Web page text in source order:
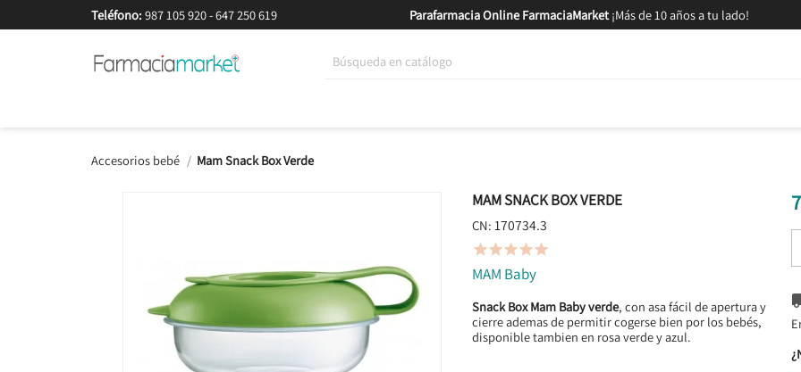
Teléfono: 987 105 920-647 250 619 Parafarmacia Online FarmaciaMarket¡Más de 10 años a tu lado!
Accesorios bebé Mam Snack Box Verde
MAM SNACK BOX VERDE
CN: 170734.3

MAM Baby
Snack Box Mam Baby verde, con asa fácil de apertura y
cierre ademas de permitir cogerse bien por los bebés,
disponible tambien en rosa verde y azul.